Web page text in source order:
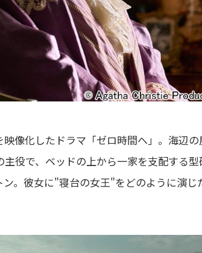
像化したドラマ「ゼロ時間へ」。海辺
主役で、ベッドの上から一家を支配する
。彼女に"寝台の女王"をどのように演じ